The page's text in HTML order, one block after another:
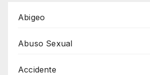
Abigeo
Abuso Sexual
Accidente